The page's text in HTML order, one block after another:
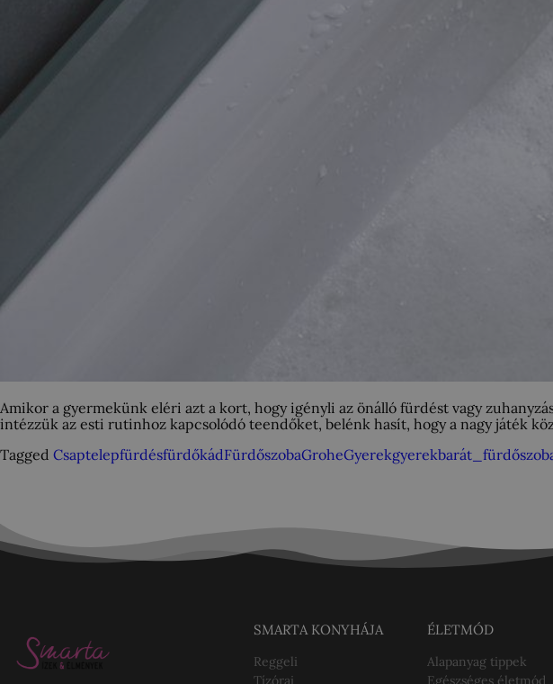
Amikor a gyermekünk eléri azt a kort, hogy igényli az önálló fürdést vagy
intézzük az esti rutinhoz kapcsolódó teendőket, belénk hasít, hogy a nagy játék
Tagged CsaptelepfürdésfürdőkádFürdőszobaGroheGyerek
SMARTA KONYHÁJA
Reggeli
Tízórai
ÉLETMÓD
Alapanyag tippek
Egészséges életmód